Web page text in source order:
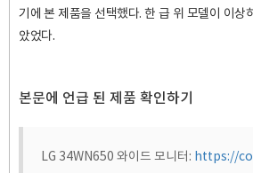
기에 본 제품을 선택했다. 한 급 위 모델이 이상
았었다.
본문에 언급 된 제품 확인하기
LG 34WN650 와이드 모니터: https://